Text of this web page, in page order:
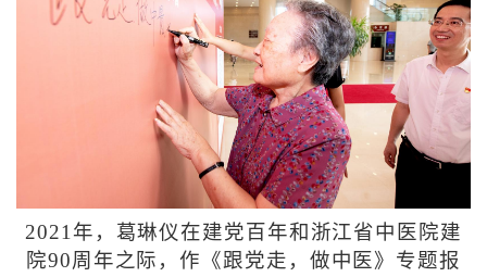
2021年，葛琳仪在建党百年和浙江省中医院建
院90周年之际，作《跟党走，做中医》专题报